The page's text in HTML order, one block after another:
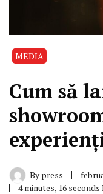
MEDIA
Cum să
By press
4 minutes, 16 seconds